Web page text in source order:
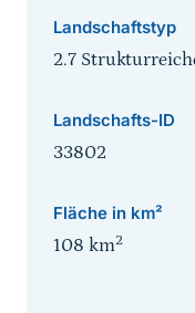
Landschaftstyp
2.7
Landschafts-ID
33802
Fläche in km²
108 km2